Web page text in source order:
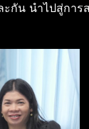
กัน นำไปสู่กา